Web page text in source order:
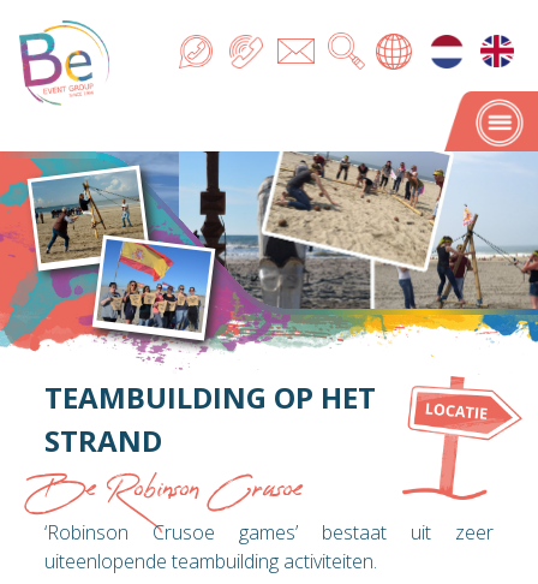
TEAMBUILDING OP HET
STRAND
Be Robinson Crusoe
‘Robinson Crusoe games’ bestaat uit zeer
uiteenlopende teambuilding activiteiten.